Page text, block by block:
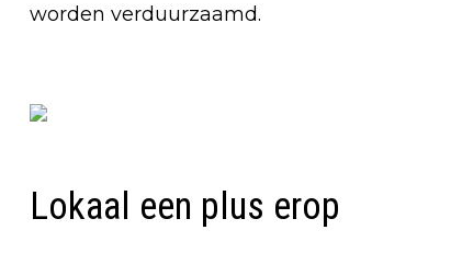
worden verduurzaamd.
Lokaal een plus erop